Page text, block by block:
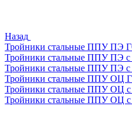
Назад
Тройники стальные ППУ ПЭ
Тройники стальные ППУ ПЭ
Тройники стальные ППУ ПЭ
Тройники стальные ППУ ОЦ
Тройники стальные ППУ ОЦ
Тройники стальные ППУ ОЦ